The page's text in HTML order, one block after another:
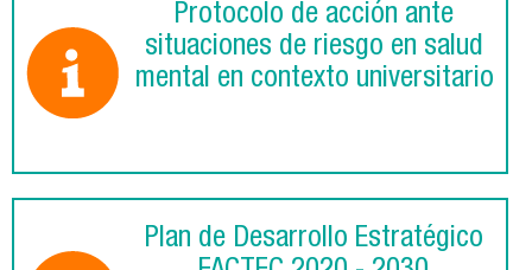
Protocolo de acción ante
situaciones de riesgo en salud
mental en contexto universitario
Plan de Desarrollo Estratégico